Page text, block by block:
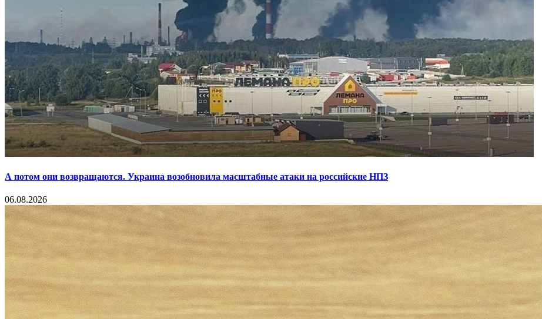
А потом они возвращаются. Украина возобновила масштабные атаки на российские НПЗ
06.08.2026